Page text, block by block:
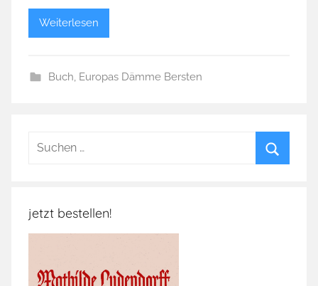
Weiterlesen
Buch Europas Dämme Bersten
Suchen
jetzt bestellen!